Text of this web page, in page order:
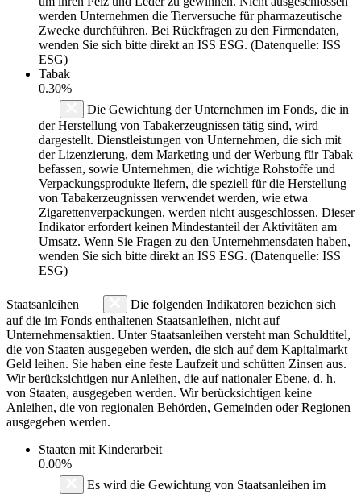
werden Unternehmen die Tierversuche für pharmazeutische
Zwecke durchführen. Bei Rückfragen zu den Firmendaten,
wenden Sie sich bitte direkt an ISS ESG. (Datenquelle: ISS
ESG)
Tabak
0.30%
Die Gewichtung der Unternehmen im Fonds, die in
der Herstellung von Tabakerzeugnissen tätig sind, wird
dargestellt. Dienstleistungen von Unternehmen, die sich mit
der Lizenzierung, dem Marketing und der Werbung für Tabak
befassen, sowie Unternehmen, die wichtige Rohstoffe und
Verpackungsprodukte liefern, die speziell für die Herstellung
von Tabakerzeugnissen verwendet werden, wie etwa
Zigarettenverpackungen, werden nicht ausgeschlossen. Dieser
Indikator erfordert keinen Mindestanteil der Aktivitäten am
Umsatz. Wenn Sie Fragen zu den Unternehmensdaten haben,
wenden Sie sich bitte direkt an ISS ESG. (Datenquelle: ISS
ESG)
Staatsanleihen
Die folgenden Indikatoren beziehen sich
auf die im Fonds enthaltenen Staatsanleihen, nicht auf
Unternehmensaktien. Unter Staatsanleihen versteht man Schuldtitel,
die von Staaten ausgegeben werden, die sich auf dem Kapitalmarkt
Geld leihen. Sie haben eine feste Laufzeit und schütten Zinsen aus.
Wir berücksichtigen nur Anleihen, die auf nationaler Ebene, d. h.
von Staaten, ausgegeben werden. Wir berücksichtigen keine
Anleihen, die von regionalen Behörden, Gemeinden oder Regionen
ausgegeben werden.
Staaten mit Kinderarbeit
0.00%
Es wird die Gewichtung von Staatsanleihen im